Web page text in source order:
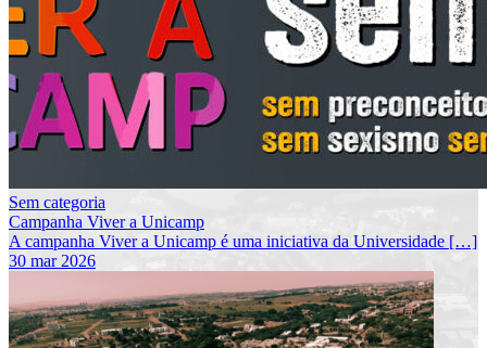
Sem categoria
Campanha Viver a Unicamp
A campanha Viver a Unicamp é uma iniciativa da Universidade […]
30 mar 2026